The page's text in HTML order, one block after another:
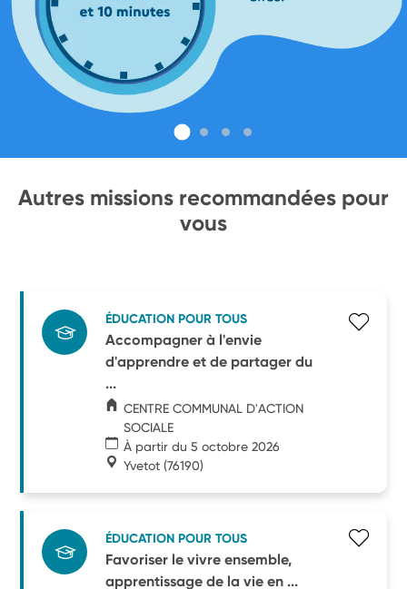
Autres missions recommandées pour
vous
ÉDUCATION POUR TOUS
Accompagner à l'envie
d'apprendre et de partager du
...
CENTRE COMMUNAL D'ACTION
SOCIALE
À partir du 5 octobre 2026
Yvetot (76190)
ÉDUCATION POUR TOUS
Favoriser le vivre ensemble,
apprentissage de la vie en ...